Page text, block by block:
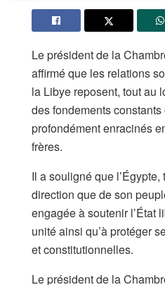
Le président de la
affirmé que les relations
la Libye reposent, tout au
des fondements
profondément enracinés
frères.
Il a souligné que
direction que de son
engagée à soutenir l’État
unité ainsi qu’à protéger
et constitutionnelles.
Le président de la